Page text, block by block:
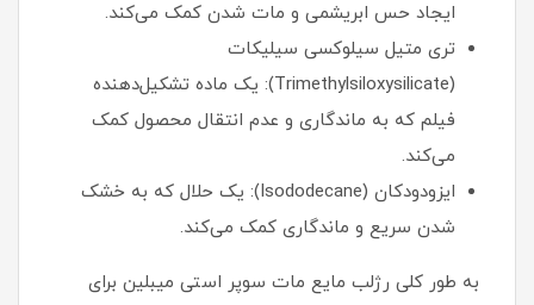
ایجاد حس ابریشمی و مات شدن کمک می‌کند.
تری متیل سیلوکسی سیلیکات
(Trimethylsiloxysilicate): یک ماده تشکیل‌دهنده
فیلم که به ماندگاری و عدم انتقال محصول کمک
می‌کند.
ایزودودکان (Isododecane): یک حلال که به خشک
شدن سریع و ماندگاری کمک می‌کند.
به طور کلی رژلب مایع مات سوپر استی میبلین برای